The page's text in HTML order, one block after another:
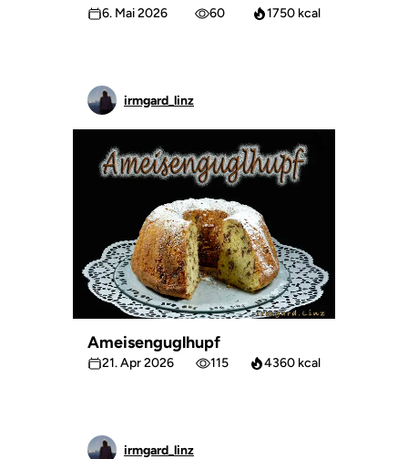
6. Mai 2026 60 1750 kcal
irmgard_linz
Ameisenguglhupf
21. Apr 2026 115 4360 kcal
irmgard_linz